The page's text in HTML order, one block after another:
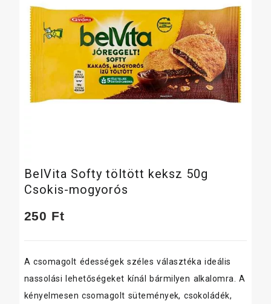
BelVita Softy töltött keksz 50g
Csokis-mogyorós
250 Ft
A csomagolt édességek széles választéka ideális
nassolási lehetőségeket kínál bármilyen alkalomra. A
kényelmesen csomagolt sütemények, csokoládék,